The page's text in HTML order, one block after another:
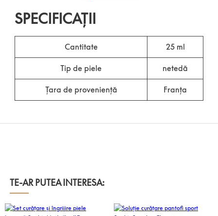
SPECIFICAȚII
Cantitate 25 ml
Tip de piele netedă
Țara de proveniență Franța
TE-AR PUTEA INTERESA: